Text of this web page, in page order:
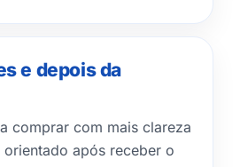
e depois da
comprar com mais clareza
após receber o